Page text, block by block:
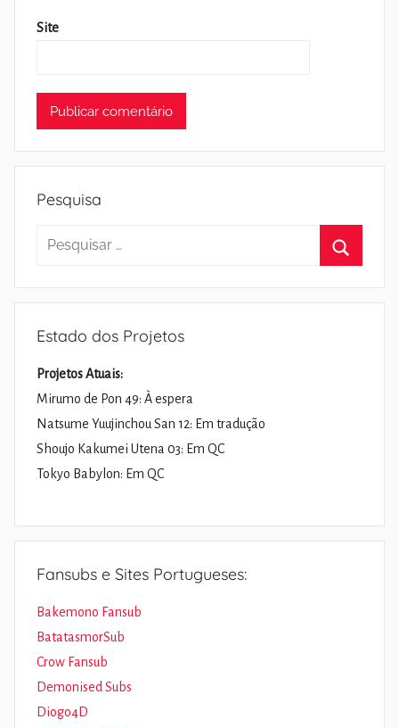
Site
Pesquisa
Pesquisar
Estado dos Projetos
Projetos Atuais:
Mirumo de Pon 49: À espera
Natsume Yuujinchou San 12: Em tradução
Shoujo Kakumei Utena 03: Em QC
Tokyo Babylon: Em QC
Fansubs e Sites Portugueses:
Bakemono Fansub
BatatasmorSub
Crow Fansub
Demonised Subs
Diogo4D